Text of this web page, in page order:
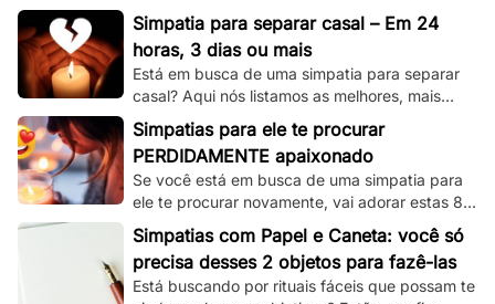
sua alma gêmea! Todas são simples de se
fazer!
Simpatia para separar casal – Em 24
horas, 3 dias ou mais
Está em busca de uma simpatia para separar
casal? Aqui nós listamos as melhores, mais
simples e mais funcionais simpatias desse tipo!
Simpatias para ele te procurar
PERDIDAMENTE apaixonado
Se você está em busca de uma simpatia para
ele te procurar novamente, vai adorar estas 8
simpatias de amor e amarração que
separamos.
Simpatias com Papel e Caneta: você só
precisa desses 2 objetos para fazê-las
Está buscando por rituais fáceis que possam te